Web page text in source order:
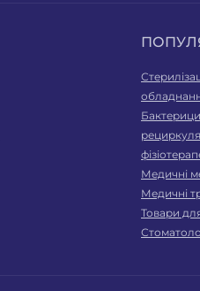
Медичні
Медичні
Товари для